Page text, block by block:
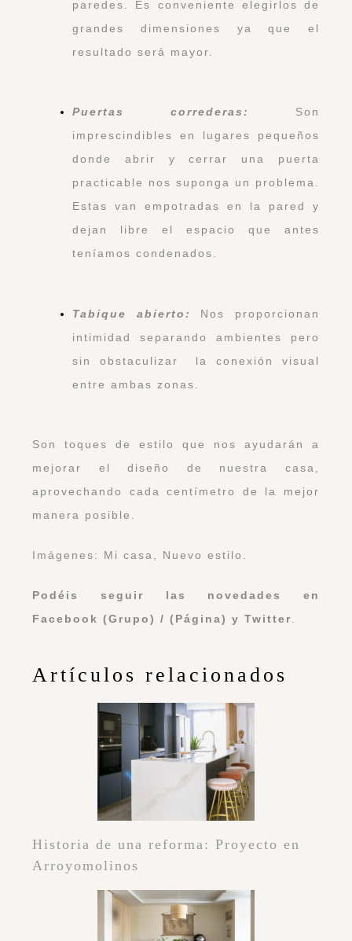
paredes. Es conveniente elegirlos de
grandes dimensiones ya que el
resultado será mayor.
Puertas correderas:
Son
imprescindibles en lugares pequeños
donde abrir y cerrar una puerta
practicable nos suponga un problema.
Estas van empotradas en la pared y
dejan libre el espacio que antes
teníamos condenados.
Tabique abierto:
Nos proporcionan
intimidad separando ambientes pero
sin obstaculizar la conexión visual
entre ambas zonas.
Son toques de estilo que nos ayudarán a
mejorar el diseño de nuestra casa,
aprovechando cada centímetro de la mejor
manera posible.
Imágenes: Mi casa, Nuevo estilo.
Podéis seguir las novedades en
Facebook (Grupo) / (Página) y Twitter
Artículos relacionados
Historia de una reforma: Proyecto en
Arroyomolinos